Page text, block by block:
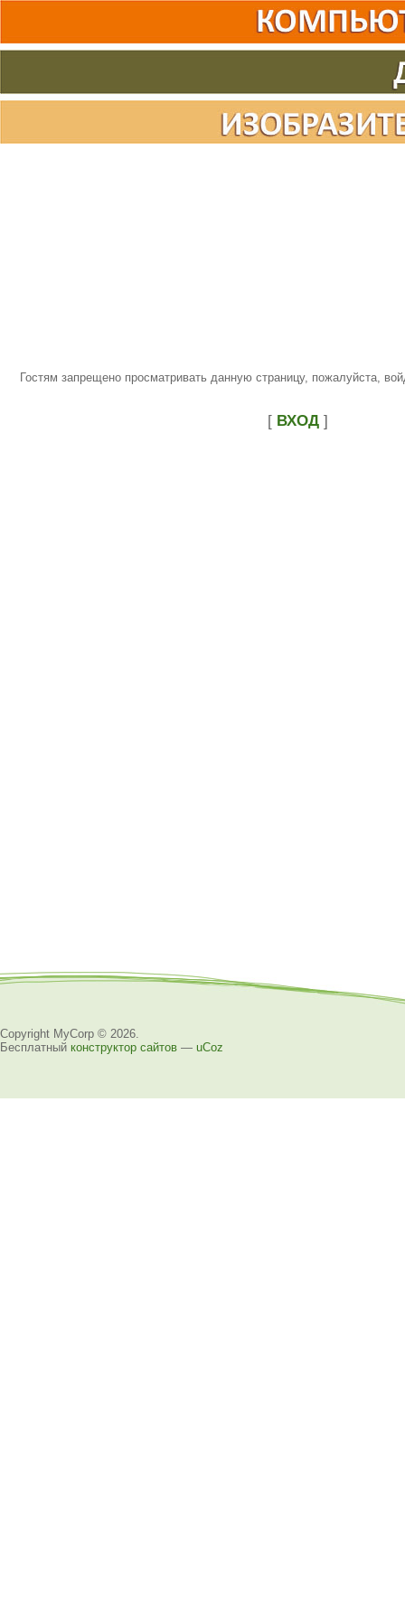
Гостям запрещено просматривать данную страницу, пожалуйста,
[ ВХОД ]
Copyright MyCorp © 2026
Бесплатный конструктор сайтов — uCoz